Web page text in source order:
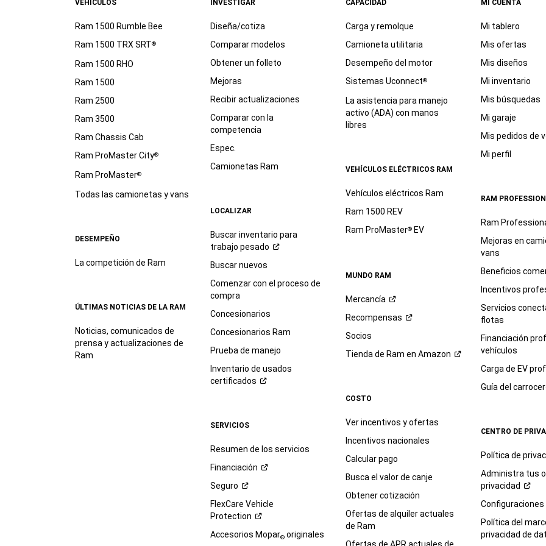
VEHÍCULOS
Ram 1500 Rumble Bee
Ram 1500 TRX SRT®
Ram 1500 RHO
Ram 1500
Ram 2500
Ram 3500
Ram Chassis Cab
Ram ProMaster City®
Ram ProMaster®
Todas las camionetas y vans
DESEMPEÑO
La competición de Ram
ÚLTIMAS NOTICIAS DE LA RAM
Noticias, comunicados de
prensa y actualizaciones de
Ram
INVESTIGAR
Diseña/cotiza
Comparar modelos
Obtener un folleto
Mejoras
Recibir actualizaciones
Comparar con la
competencia
Espec.
Camionetas Ram
LOCALIZAR
Buscar inventario para
trabajo pesado
Buscar nuevos
Comenzar con el proceso de
compra
Concesionarios
Concesionarios Ram
Prueba de manejo
Inventario de usados
certificados
SERVICIOS
Resumen de los servicios
Financiación
Seguro
FlexCare Vehicle
Protection
Accesorios Mopar®originales
CAPACIDAD
Carga y remolque
Camioneta utilitaria
Desempeño del motor
Sistemas Uconnect®
La asistencia para manejo
activo (ADA) con manos
libres
VEHÍCULOS ELÉCTRICOS RAM
Vehículos eléctricos Ram
Ram 1500 REV
Ram ProMaster®EV
MUNDO RAM
Mercancía
Recompensas
Socios
Tienda de Ram en Amazon
COSTO
Ver incentivos y ofertas
Incentivos nacionales
Calcular pago
Busca el valor de canje
Obtener cotización
Ofertas de alquiler actuales
de Ram
Ofertas de APR actuales de
MI CUENTA
Mi tablero
Mis ofertas
Mis diseños
Mi inventario
Mis búsquedas
Mi garaje
Mis pedidos de
Mi perfil
RAM
Ram
Mejoras en
vans
Beneficios
Incentivos
Servicios
flotas
Financiación
vehículos
Carga de EV
Guía del
CENTRO DE
Política de
Administra tus
privacidad
Configuraciones
Política del
privacidad de